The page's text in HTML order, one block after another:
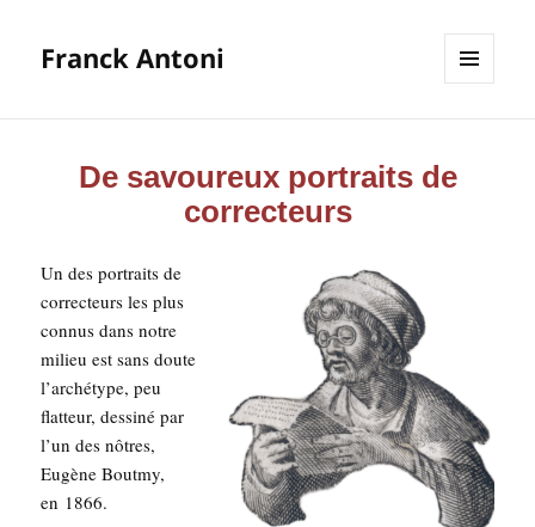
Franck Antoni
ET
De savoureux portraits de
correcteurs
Un des por­traits de
cor­rec­teurs les plus
connus dans notre
milieu est sans doute
l’ar­ché­type, peu
flat­teur, des­si­né par
l’un des nôtres,
Eugène Bout­my,
en 1866.